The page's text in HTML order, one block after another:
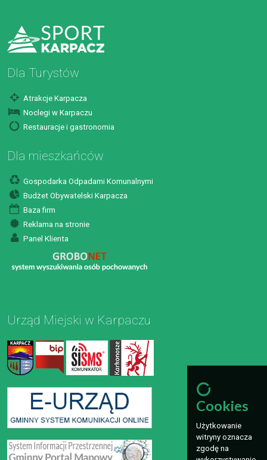
Dla Turystów
Atrakcje Karpacza
Noclegi w Karpaczu
Restauracje i gastronomia
Dla mieszkańców
Gospodarka Odpadami Komunalnymi
Budżet Obywatelski Karpacza
Baza firm
Reklama na stronie
Panel Klienta
Urząd Miejski w Karpaczu
Cookies
Użytkowanie
witryny oznacza
zgodę na